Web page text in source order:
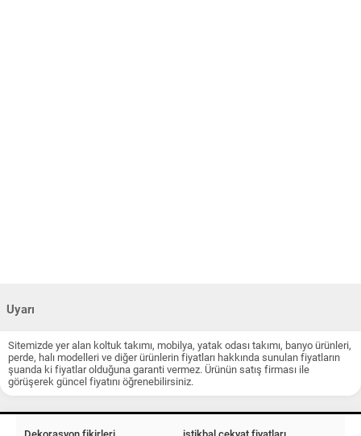
Uyarı
Sitemizde yer alan koltuk takımı, mobilya, yatak odası takımı, banyo ürünleri,
perde, halı modelleri ve diğer ürünlerin fiyatları hakkında sunulan fiyatların
şuanda ki fiyatlar olduğuna garanti vermez. Ürünün satış firması ile
görüşerek güncel fiyatını öğrenebilirsiniz.